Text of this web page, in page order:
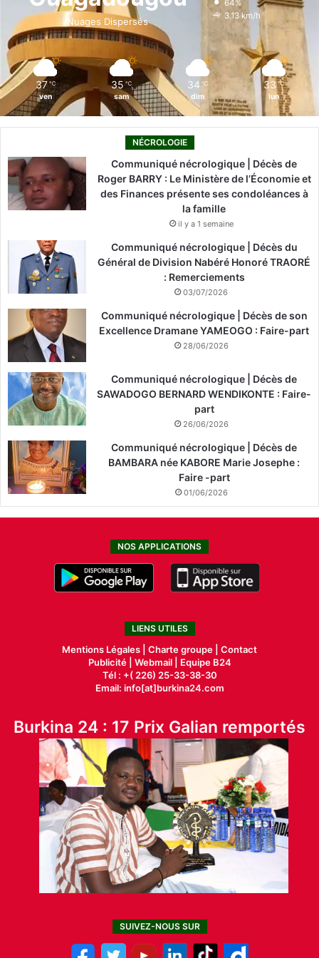
o
k
i
n
r
Nuages Dispersés
64%
3.13 km/h
37 ℃
ven
35 ℃
sam
34 ℃
dim
33 ℃
lun
NÉCROLOGIE
Communiqué nécrologique | Décès de
Roger BARRY : Le Ministère de l’Économie et
des Finances présente ses condoléances à
la famille
il y a 1 semaine
Communiqué nécrologique | Décès du
Général de Division Nabéré Honoré TRAORÉ
: Remerciements
03/07/2026
Communiqué nécrologique | Décès de son
Excellence Dramane YAMEOGO : Faire-part
28/06/2026
Communiqué nécrologique | Décès de
SAWADOGO BERNARD WENDIKONTE : Faire-
part
26/06/2026
Communiqué nécrologique | Décès de
BAMBARA née KABORE Marie Josephe :
Faire -part
01/06/2026
NOS APPLICATIONS
LIENS UTILES
Mentions Légales | Charte groupe | Contact
Publicité| Webmail |
Equipe B24
Tél : +( 226) 25-33-38-30
Email: info[at]burkina24.com
Burkina 24 : 17 Prix Galian remportés
SUIVEZ-NOUS SUR